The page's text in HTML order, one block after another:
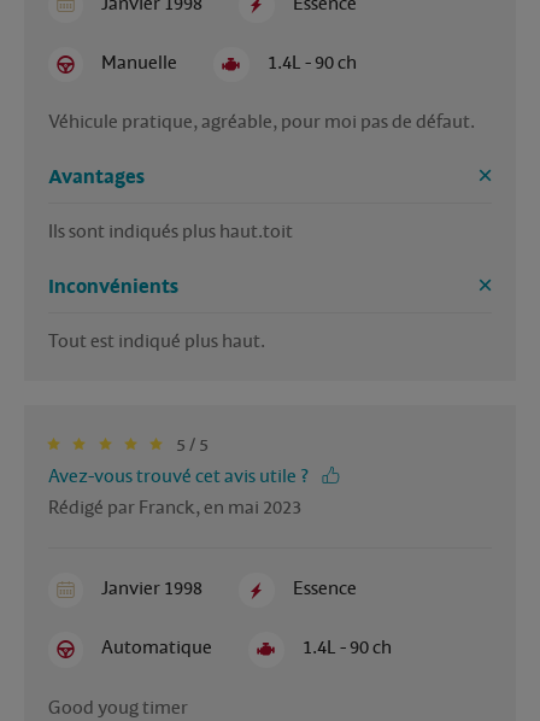
Manuelle 1.4L - 90 ch
Véhicule pratique, agréable, pour moi pas de défaut.
Avantages
Ils sont indiqués plus haut.toit
Inconvénients
Tout est indiqué plus haut.
5 / 5
Avez-vous trouvé cet avis utile ?
Rédigé par Franck, en mai 2023
Janvier 1998 Essence
Automatique 1.4L - 90 ch
Good youg timer